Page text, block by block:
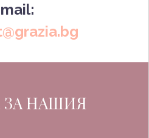
ЗА НАШИЯ